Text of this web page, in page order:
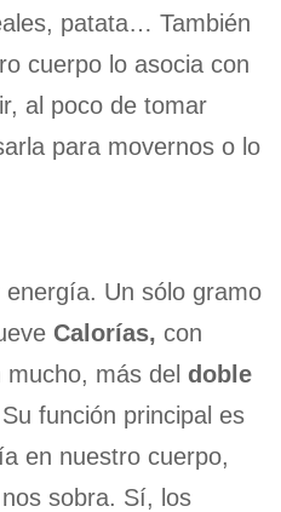
patata… También
cuerpo lo asocia con
al poco de tomar
para movernos o lo
Un sólo gramo
Calorías, con
más del doble
función principal es
en nuestro cuerpo,
sobra. Sí, los